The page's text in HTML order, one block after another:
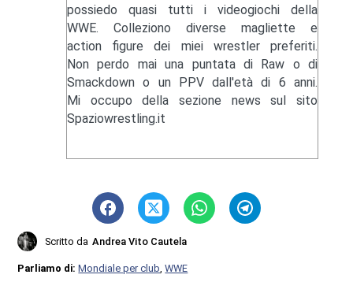
possiedo quasi tutti i videogiochi della
WWE. Colleziono diverse magliette e
action figure dei miei wrestler preferiti.
Non perdo mai una puntata di Raw o di
Smackdown o un PPV dall'età di 6 anni.
Mi occupo della sezione news sul sito
Spaziowrestling.it
Scritto da Andrea Vito Cautela
Parliamo di:Mondiale per club ,WWE